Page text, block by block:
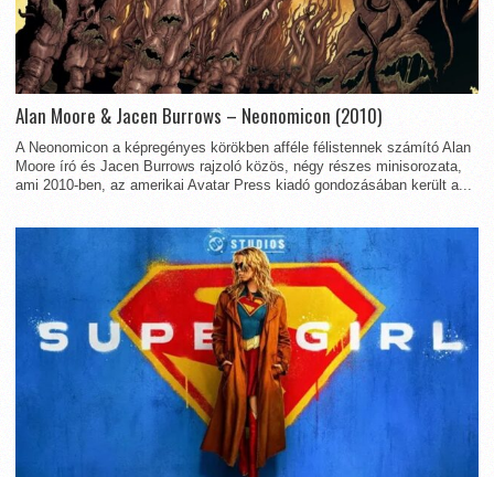
Alan Moore & Jacen Burrows – Neonomicon (2010)
A Neonomicon a képregényes körökben afféle félistennek számító Alan
Moore író és Jacen Burrows rajzoló közös, négy részes minisorozata,
ami 2010-ben, az amerikai Avatar Press kiadó gondozásában került a...